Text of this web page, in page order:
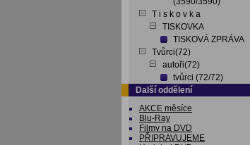
T i s k o v k a
TISKOVKA
TISKOVÁ ZPRÁVA
Tvůrci(72)
autoři(72)
tvůrci (72/72)
Další oddělení
AKCE měsíce
Blu-Ray
Filmy na DVD
PŘIPRAVUJEME